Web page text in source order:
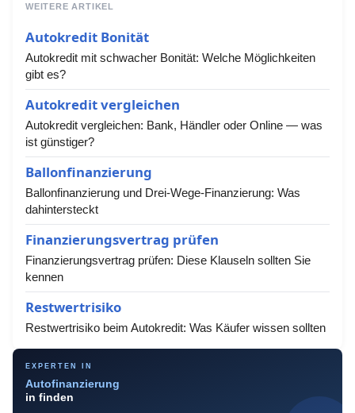
WEITERE ARTIKEL
Autokredit Bonität
Autokredit mit schwacher Bonität: Welche Möglichkeiten
gibt es?
Autokredit vergleichen
Autokredit vergleichen: Bank, Händler oder Online — was
ist günstiger?
Ballonfinanzierung
Ballonfinanzierung und Drei-Wege-Finanzierung: Was
dahintersteckt
Finanzierungsvertrag prüfen
Finanzierungsvertrag prüfen: Diese Klauseln sollten Sie
kennen
Restwertrisiko
Restwertrisiko beim Autokredit: Was Käufer wissen sollten
EXPERTEN IN
Autofinanzierung
in finden